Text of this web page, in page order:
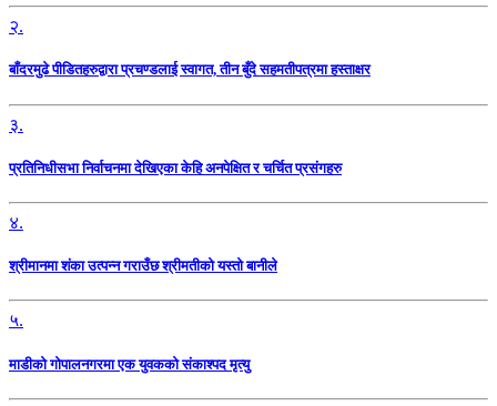
२.
बाँदरमुढे पीडितहरुद्वारा प्रचण्डलाई स्वागत, तीन बुँदे सहमतीपत्रमा हस्ताक्षर
३.
प्रतिनिधीसभा निर्वाचनमा देखिएका केहि अनपेक्षित र चर्चित प्रसंगहरु
४.
श्रीमानमा शंका उत्पन्न गराउँछ श्रीमतीको यस्तो बानीले
५.
माडीको गोपालनगरमा एक युवकको संकाश्पद मृत्यु